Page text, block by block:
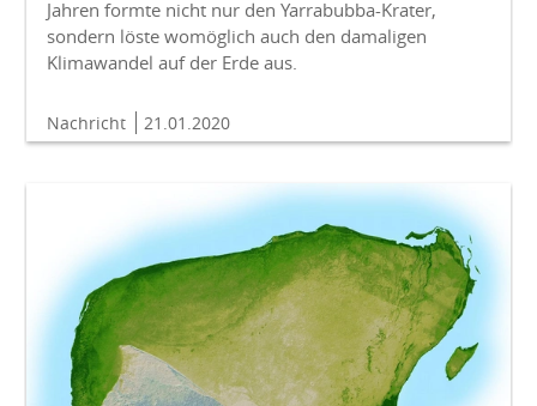
Jahren formte nicht nur den Yarrabubba-Krater,
sondern löste womöglich auch den damaligen
Klimawandel auf der Erde aus.
Nachricht 21.01.2020